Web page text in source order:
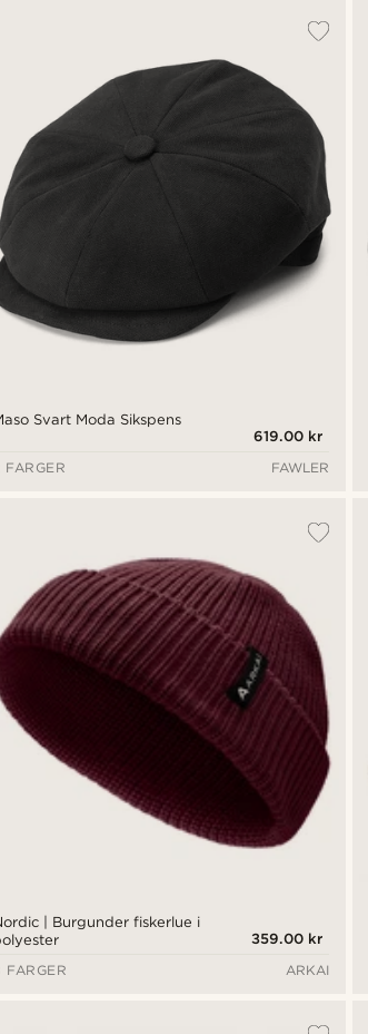
Svart Moda Sikspens
619.00 kr
FARGER
FAWLER
| Burgunder fiskerlue i
359.00 kr
FARGER
ARKAI